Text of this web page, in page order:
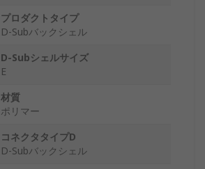
プロダクトタイプ
D-Subバックシェル
D-Subシェルサイズ
E
材質
ポリマー
コネクタタイプD
D-Subバックシェル